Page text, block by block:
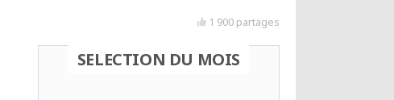
1 900 partages
SELECTION DU MOIS